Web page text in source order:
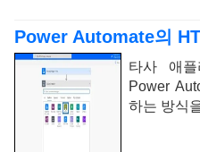
Power Automate의
타사 애플
Power
하는 방식